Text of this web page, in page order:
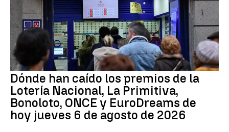
Dónde han caído los premios de la
Lotería Nacional, La Primitiva,
Bonoloto, ONCE y EuroDreams de
hoy jueves 6 de agosto de 2026